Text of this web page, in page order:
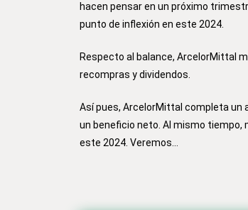
hacen pensar en un próximo
punto de inflexión en este 2024.
Respecto al balance, ArcelorMittal
recompras y dividendos.
Así pues, ArcelorMittal completa un
un beneficio neto. Al mismo tiempo,
este 2024. Veremos…